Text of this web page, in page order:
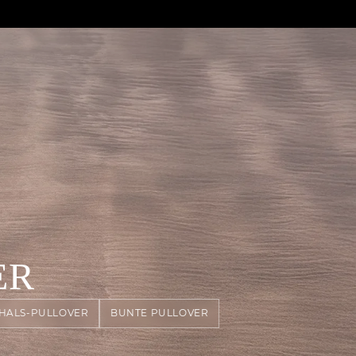
PULLOVER BUNTE PULLOVER